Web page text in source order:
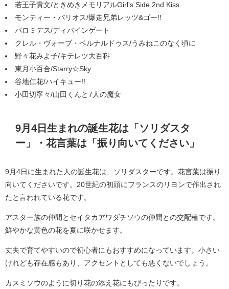
若王子貴文/ときめきメモリアルGirl's Side 2nd Kiss
モンティー・バリオス/爆走兄弟レッツ&ゴー!!
パロミデス/ディバインゲート
クレル・ヴォーブ・ベルナルドゥス/うみねこのなく頃に
野々花みよ子/キテレツ大百科
東月小百合/Starry☆Sky
谷地仁花/ハイキュー!!
小田切寧々/山田くんと7人の魔女
9月4日生まれの誕生花は「ソリダスタ
ー」・花言葉は「振り向いてください」
9月4日に生まれた人の誕生花は、ソリダスターです。花言葉は振り
向いてくださいです。20世紀の初頭にフランスのリヨンで作出され
たと言われている花です。
アスター族の仲間とセイタカアワダチソウの仲間との交配種です。
鮮やかな黄色の花を夏に咲かせます。
丈夫で育てやすいので初心者にもおすすめになっています。小さい
けれども存在感もあり、アクセントとしても悪くないでしょう。
カスミソウのように切り花の添え花にもぴったりです。